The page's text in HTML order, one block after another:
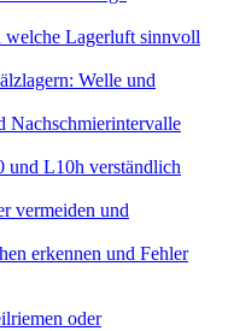
Lagerluft sinnvoll
Welle und
Nachschmierintervalle
und L10h verständlich
vermeiden und
erkennen und Fehler
oder